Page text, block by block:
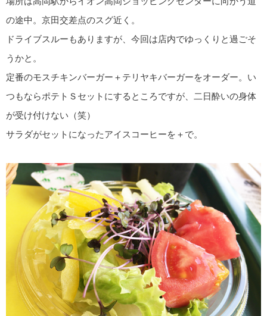
の途中。京田交差点のスグ近く。
ドライブスルーもありますが、今回は店内でゆっくりと過ごそ
うかと。
定番のモスチキンバーガー＋テリヤキバーガーをオーダー。い
つもならポテトＳセットにするところですが、二日酔いの身体
が受け付けない（笑）
サラダがセットになったアイスコーヒーを＋で。